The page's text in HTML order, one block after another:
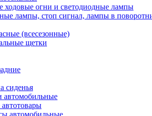
ходовые огни и светодиодные лампы
лампы, стоп сигнал, лампы в
(всесезонные)
щетки
сиденья
автомобильные
автотовары
автомобильные